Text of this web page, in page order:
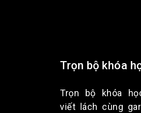
Trọn bộ khóa
viết lách cùng